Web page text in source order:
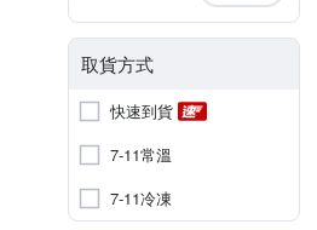
取貨方式
快速到貨
7-11常溫
7-11冷凍